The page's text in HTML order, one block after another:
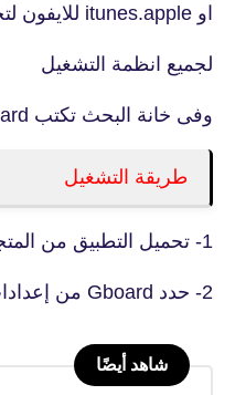
او itunes.apple للايفون لتحميل التطبيق فهو متاح
لجميع انظمة التشغيل
وفى خانة البحث تكتب Gboard وتبدا فلى التحميل.
طريقة التشغيل
1- تحميل التطبيق من المتجر
2- حدد Gboard من إعدادات اللغة والإدخال
شاهد أيضًا